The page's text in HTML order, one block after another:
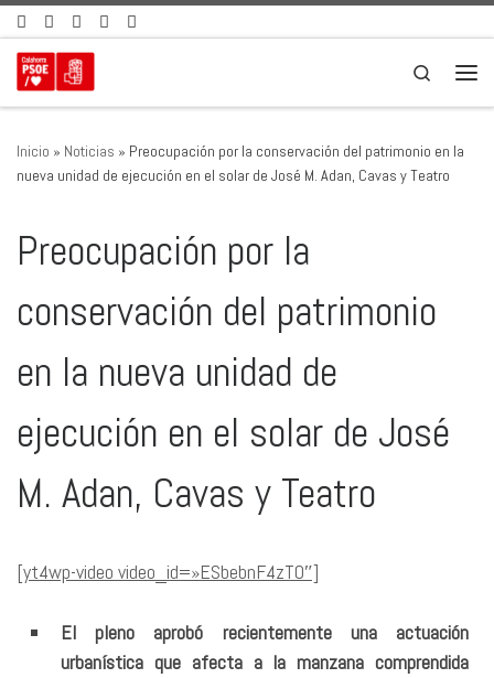
Saltar al contenido
Search
Inicio » Noticias » Preocupación por la conservación del patrimonio en la
nueva unidad de ejecución en el solar de José M. Adan, Cavas y Teatro
Preocupación por la
conservación del patrimonio
en la nueva unidad de
ejecución en el solar de José
M. Adan, Cavas y Teatro
[yt4wp-video video_id=»ESbebnF4zT0″]
El pleno aprobó recientemente una actuación
urbanística que afecta a la manzana comprendida